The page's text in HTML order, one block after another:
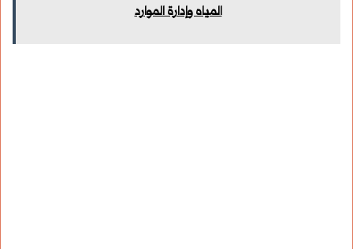
المياه وإدارة الموارد